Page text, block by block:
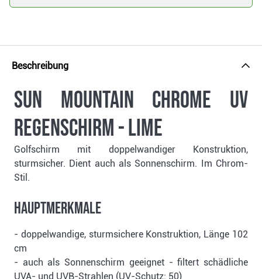
Beschreibung
Sun Mountain Chrome UV
Regenschirm - lime
Golfschirm mit doppelwandiger Konstruktion,
sturmsicher. Dient auch als Sonnenschirm. Im Chrom-
Stil.
Hauptmerkmale
- doppelwandige, sturmsichere Konstruktion, Länge 102
cm
- auch als Sonnenschirm geeignet - filtert schädliche
UVA- und UVB-Strahlen (UV-Schutz: 50)